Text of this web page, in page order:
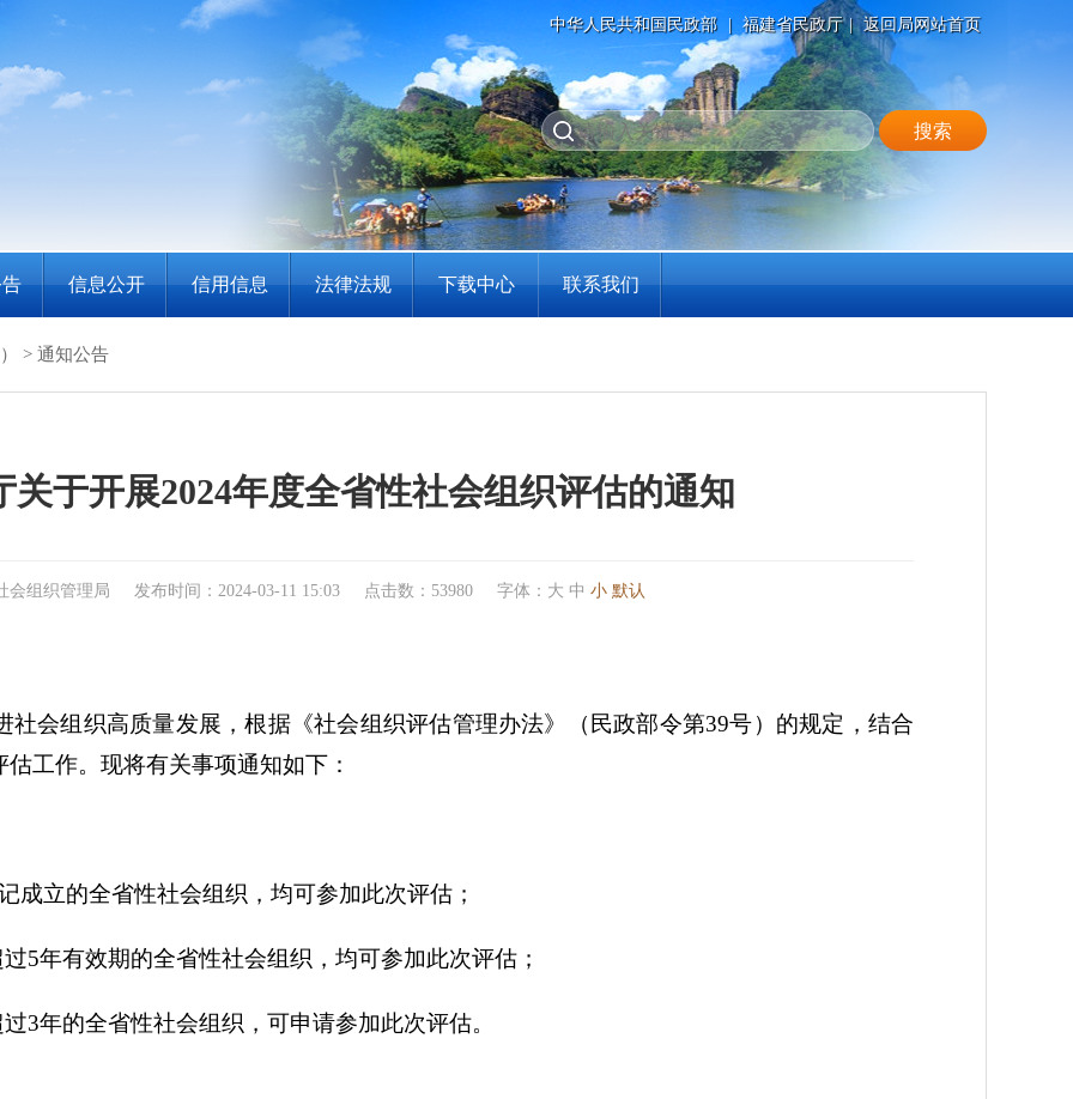
中华人民共和国民政部 | 福建省民政厅 | 返回局网站首页
信息公开 信用信息 法律法规 下载中心 联系我们
> 通知公告
关于开展2024年度全省性社会组织评估的通知
会组织管理局 发布时间：2024-03-11 15:03 点击数： 53980字体： 大 中 小 默认
组织高质量发展，根据《社会组织评估管理办法》（民政部令第39号）的规定，结合
工作。现将有关事项通知如下：
立的全省性社会组织，均可参加此次评估；
有效期的全省性社会组织，均可参加此次评估；
的全省性社会组织，可申请参加此次评估。